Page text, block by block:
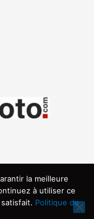
la meilleure
à utiliser ce
Politique de